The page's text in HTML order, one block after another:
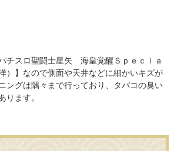
チスロ聖闘士星矢 海皇覚醒Ｓｐｅｃｉａ
）】なので側面や天井などに細かいキズが
ングは隅々まで行っており、タバコの臭い
ります。